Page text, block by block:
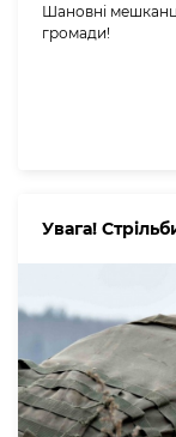
Шановні
громади!
Увага!